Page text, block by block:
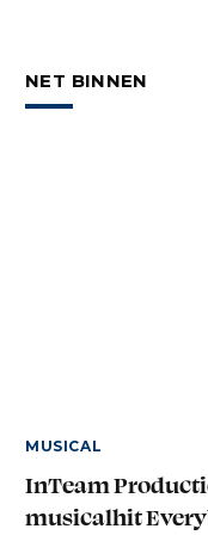
NET BINNEN
MUSICAL
InTeam
musicalhit